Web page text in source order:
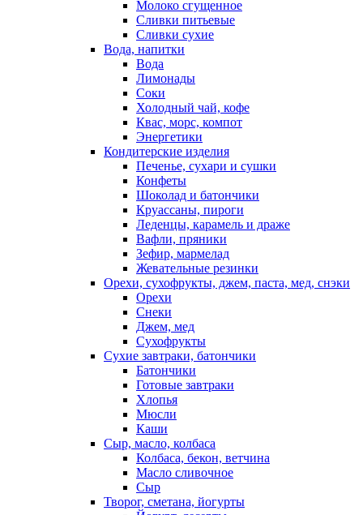
Молоко сгущенное
Сливки питьевые
Сливки сухие
Вода, напитки
Вода
Лимонады
Соки
Холодный чай, кофе
Квас, морс, компот
Энергетики
Кондитерские изделия
Печенье, сухари и сушки
Конфеты
Шоколад и батончики
Круассаны, пироги
Леденцы, карамель и драже
Вафли, пряники
Зефир, мармелад
Жевательные резинки
Орехи, сухофрукты, джем, паста, мед, снэки
Орехи
Снеки
Джем, мед
Сухофрукты
Сухие завтраки, батончики
Батончики
Готовые завтраки
Хлопья
Мюсли
Каши
Сыр, масло, колбаса
Колбаса, бекон, ветчина
Масло сливочное
Сыр
Творог, сметана, йогурты